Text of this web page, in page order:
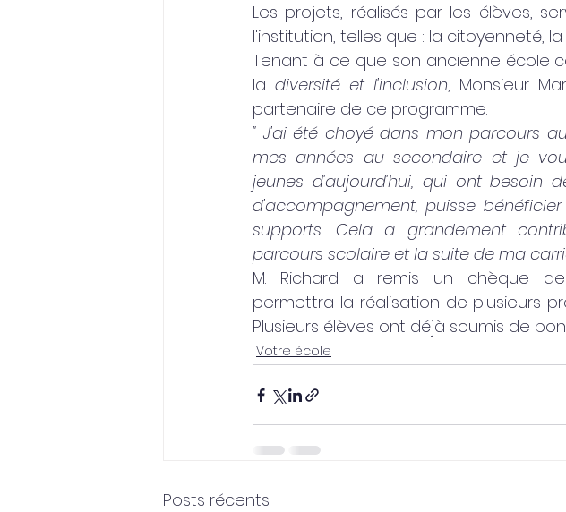
Les projets, réalisés par les élèves,
l'institution, telles que : la citoyenneté,
Tenant à ce que son ancienne école
la diversité et l'inclusion, Monsieur
partenaire de ce programme.
" J'ai été choyé dans mon parcours
mes années au secondaire et je
jeunes d'aujourd'hui, qui ont besoin
d'accompagnement, puisse
supports. Cela a grandement
parcours scolaire et la suite de ma
M. Richard a remis un chèque
permettra la réalisation de plusieurs
Plusieurs élèves ont déjà soumis de
Votre école
Posts récents